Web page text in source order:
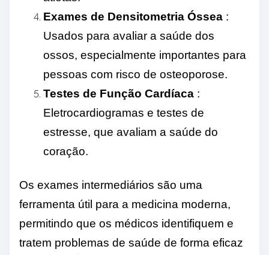
Exames de Densitometria Óssea :
Usados ​​para avaliar a saúde dos
ossos, especialmente importantes para
pessoas com risco de osteoporose.
Testes de Função Cardíaca :
Eletrocardiogramas e testes de
estresse, que avaliam a saúde do
coração.
Os exames intermediários são uma
ferramenta útil para a medicina moderna,
permitindo que os médicos identifiquem e
tratem problemas de saúde de forma eficaz